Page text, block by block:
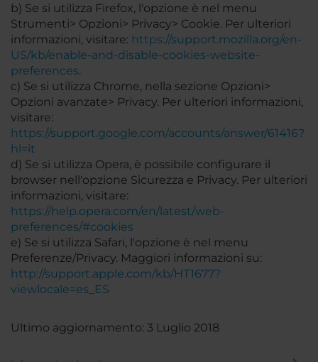
b) Se si utilizza Firefox, l'opzione è nel menu
Strumenti> Opzioni> Privacy> Cookie. Per ulteriori
informazioni, visitare: https://support.mozilla.org/en-
US/kb/enable-and-disable-cookies-website-
preferences.
c) Se si utilizza Chrome, nella sezione Opzioni>
Opzioni avanzate> Privacy. Per ulteriori informazioni,
visitare:
https://support.google.com/accounts/answer/61416?
hl=it
d) Se si utilizza Opera, è possibile configurare il
browser nell'opzione Sicurezza e Privacy. Per ulteriori
informazioni, visitare:
https://help.opera.com/en/latest/web-
preferences/#cookies
e) Se si utilizza Safari, l'opzione è nel menu
Preferenze/Privacy. Maggiori informazioni su:
http://support.apple.com/kb/HT1677?
viewlocale=es_ES
Ultimo aggiornamento: 3 Luglio 2018